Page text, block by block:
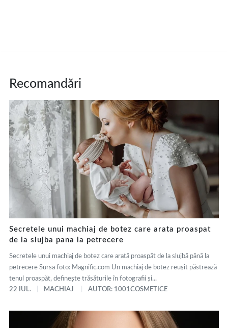
Recomandări
Secretele unui machiaj de botez care arata proaspat
de la slujba pana la petrecere
Secretele unui machiaj de botez care arată proaspăt de la slujbă până la
petrecere Sursa foto: Magnific.com Un machiaj de botez reușit păstrează
tenul proaspăt, definește trăsăturile în fotografii și...
22 IUL.
MACHIAJ AUTOR: 1001COSMETICE